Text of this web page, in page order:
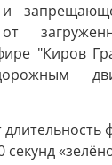
"Киров